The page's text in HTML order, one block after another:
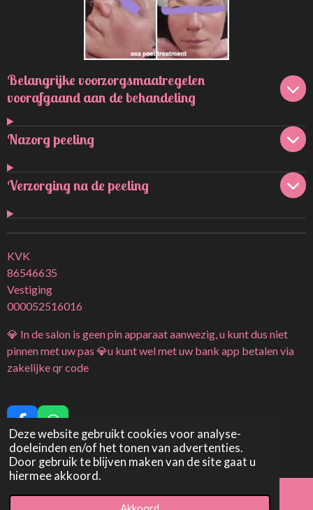
Deze website gebruikt cookies voor analyse-
doeleinden en/of het tonen van advertenties.
Door gebruik te blijven maken van de site gaat u
hiermee akkoord.
Belangrijke voorzorgsmaatregelen
voorafgaand aan de behandeling
Nazorg peeling
Verzorging na de peeling
KVK
86546635
Vestiging
000052516016
💎 In de salon is geen pin apparaat aanwezig, u kunt dus niet
pinnen met uw pas 💎u kunt wel met uw bank app betalen via
zakelijke qr code
a
c
e
b
o
W
h
a
t
s
A
© 2022 -2026 Beauty & Smile By Priscilla